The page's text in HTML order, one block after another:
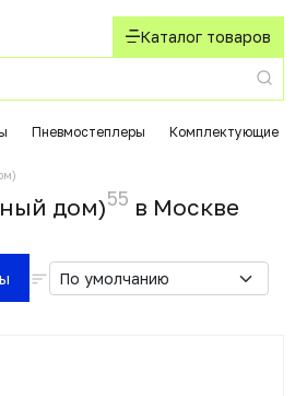
Каталог товаров
Пневмостеплеры Комплектующие
дом)55 в Москвe